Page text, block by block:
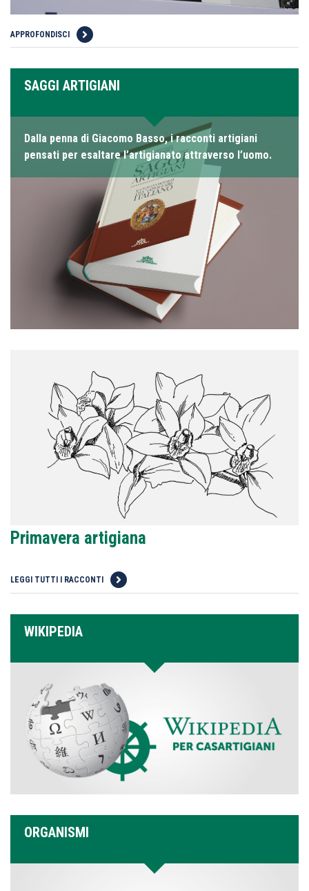
APPROFONDISCI
SAGGI ARTIGIANI
Dalla penna di Giacomo Basso, i racconti artigiani
pensati per esaltare l’artigianato attraverso l’uomo.
Primavera artigiana
LEGGI TUTTI I RACCONTI
WIKIPEDIA
ORGANISMI